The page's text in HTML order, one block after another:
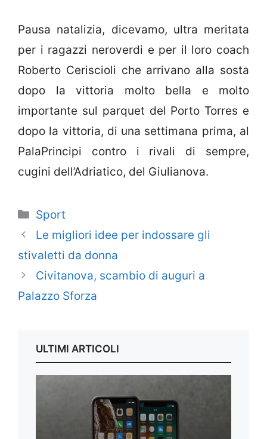
Pausa natalizia, dicevamo, ultra meritata
per i ragazzi neroverdi e per il loro coach
Roberto Ceriscioli che arrivano alla sosta
dopo la vittoria molto bella e molto
importante sul parquet del Porto Torres e
dopo la vittoria, di una settimana prima, al
PalaPrincipi contro i rivali di sempre,
cugini dell’Adriatico, del Giulianova.
Categorie
Sport
Le migliori idee per indossare gli
stivaletti da donna
Civitanova, scambio di auguri a
Palazzo Sforza
ULTIMI ARTICOLI